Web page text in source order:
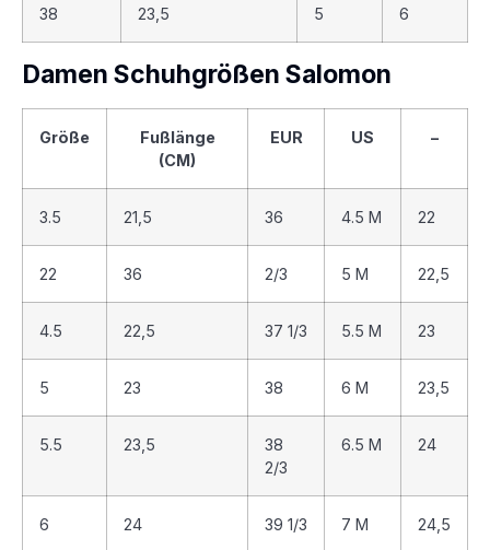
38 23,5 5 6
Damen Schuhgrößen Salomon
Größe
Fußlänge
(CM)
EUR US –
3.5 21,5 36 4.5 M 22
22 36 2/3 5 M 22,5
4.5 22,5 37 1/3 5.5 M 23
5 23 38 6 M 23,5
5.5 23,5
38
2/3
6.5 M 24
6 24 39 1/3 7 M 24,5